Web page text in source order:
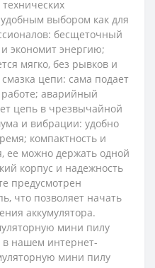
выбором как для
бесщеточный
экономит энергию;
мягко, без рывков и
цепи: сама подает
работе; аварийный
цепь в чрезвычайной
и вибрации: удобно
компактность и
ее можно держать одной
корпус и надежность
предусмотрен
что позволяет начать
аккумулятора.
мини пилу
в нашем интернет-
мини пилу